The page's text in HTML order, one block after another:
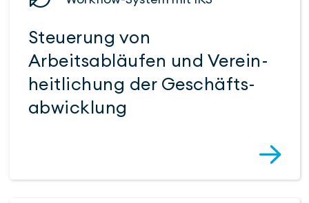
Steuerung von
Arbeitsabläufen und Verein­
heit­li­chung der Ge­schäfts­
abwicklung